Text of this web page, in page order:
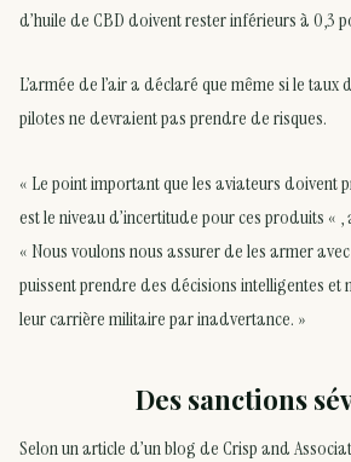
d’huile de CBD doivent rester inférieurs à 0,3
L’armée de l’air a déclaré que même si le taux
pilotes ne devraient pas prendre de risques.
« Le point important que les aviateurs doivent
est le niveau d’incertitude pour ces produits «
« Nous voulons nous assurer de les armer
puissent prendre des décisions intelligentes et
leur carrière militaire par inadvertance. »
Des sanctions
Selon un article d’un blog de Crisp and